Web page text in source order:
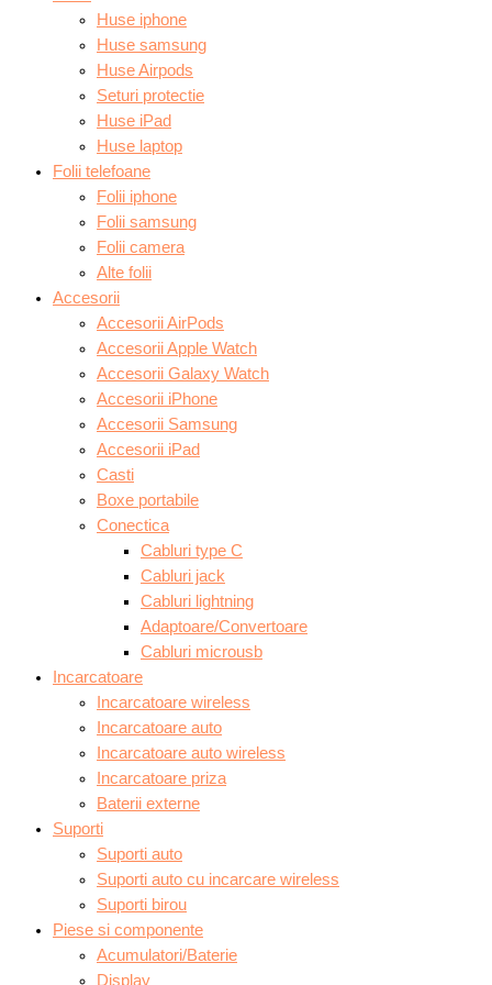
Huse iphone
Huse samsung
Huse Airpods
Seturi protectie
Huse iPad
Huse laptop
Folii telefoane
Folii iphone
Folii samsung
Folii camera
Alte folii
Accesorii
Accesorii AirPods
Accesorii Apple Watch
Accesorii Galaxy Watch
Accesorii iPhone
Accesorii Samsung
Accesorii iPad
Casti
Boxe portabile
Conectica
Cabluri type C
Cabluri jack
Cabluri lightning
Adaptoare/Convertoare
Cabluri microusb
Incarcatoare
Incarcatoare wireless
Incarcatoare auto
Incarcatoare auto wireless
Incarcatoare priza
Baterii externe
Suporti
Suporti auto
Suporti auto cu incarcare wireless
Suporti birou
Piese si componente
Acumulatori/Baterie
Display